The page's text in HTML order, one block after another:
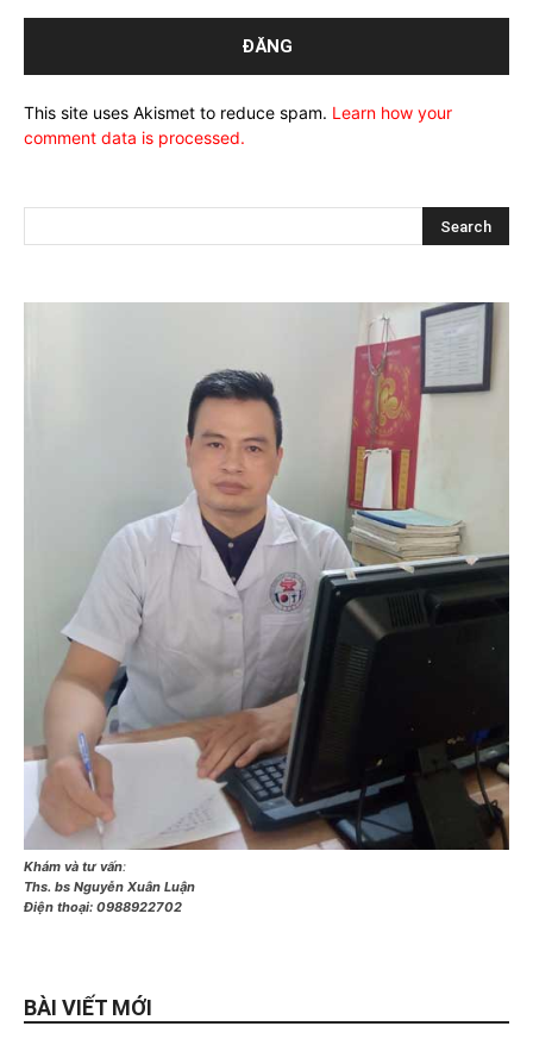
This site uses Akismet to reduce spam. Learn how your
comment data is processed.
Khám và tư vấn:
Ths. bs Nguyễn Xuân Luận
Điện thoại: 0988922702
BÀI VIẾT MỚI